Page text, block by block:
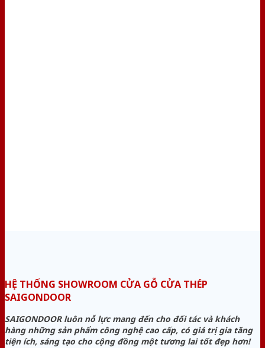
HỆ THỐNG SHOWROOM CỬA GỖ CỬA THÉP
SAIGONDOOR
SAIGONDOOR luôn nỗ lực mang đến cho đối tác và khách
hàng những sản phẩm công nghệ cao cấp, có giá trị gia tăng
tiện ích, sáng tạo cho cộng đồng một tương lai tốt đẹp hơn!